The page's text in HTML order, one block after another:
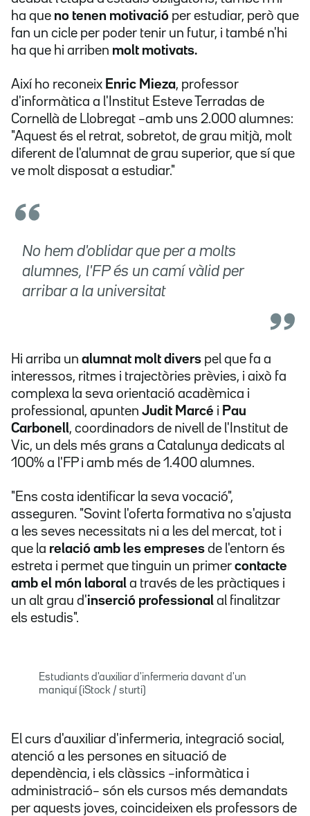
ha que no tenen motivació per estudiar, però que
fan un cicle per poder tenir un futur, i també n'hi
ha que hi arriben molt motivats.
Així ho reconeix Enric Mieza, professor
d'informàtica a l'Institut Esteve Terradas de
Cornellà de Llobregat –amb uns 2.000 alumnes:
"Aquest és el retrat, sobretot, de grau mitjà, molt
diferent de l'alumnat de grau superior, que sí que
ve molt disposat a estudiar."
No hem d'oblidar que per a molts
alumnes, l'FP és un camí vàlid per
arribar a la universitat
Hi arriba un alumnat molt divers pel que fa a
interessos, ritmes i trajectòries prèvies, i això fa
complexa la seva orientació acadèmica i
professional, apunten Judit Marcé i Pau
Carbonell, coordinadors de nivell de l'Institut de
Vic, un dels més grans a Catalunya dedicats al
100% a l'FP i amb més de 1.400 alumnes.
"Ens costa identificar la seva vocació",
asseguren. "Sovint l'oferta formativa no s'ajusta
a les seves necessitats ni a les del mercat, tot i
que la relació amb les empreses de l'entorn és
estreta i permet que tinguin un primer contacte
amb el món laboral a través de les pràctiques i
un alt grau d'inserció professional al finalitzar
els estudis".
Estudiants d'auxiliar d'infermeria davant d'un
maniquí (iStock / sturti)
El curs d'auxiliar d'infermeria, integració social,
atenció a les persones en situació de
dependència, i els clàssics –informàtica i
administració– són els cursos més demandats
per aquests joves, coincideixen els professors de